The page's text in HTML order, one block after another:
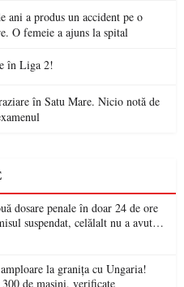
a produs un accident pe o
O femeie a ajuns la spital
în Liga 2!
în Satu Mare. Nicio notă de
dosare penale în doar 24 de ore
suspendat, celălalt nu a avut
la granița cu Ungaria!
300 de mașini, verificate